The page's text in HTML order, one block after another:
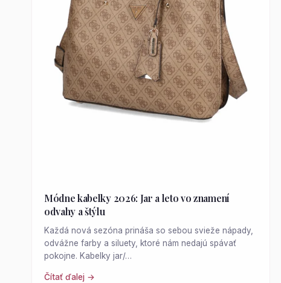
Módne kabelky 2026: Jar a leto vo znamení
odvahy a štýlu
Každá nová sezóna prináša so sebou svieže nápady,
odvážne farby a siluety, ktoré nám nedajú spávať
pokojne. Kabelky jar/…
Čítať ďalej →